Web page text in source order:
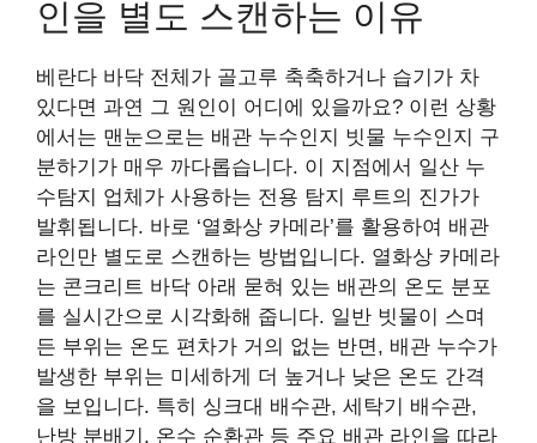
인을 별도 스캔하는 이유
베란다 바닥 전체가 골고루 축축하거나 습기가 차
있다면 과연 그 원인이 어디에 있을까요? 이런 상황
에서는 맨눈으로는 배관 누수인지 빗물 누수인지 구
분하기가 매우 까다롭습니다. 이 지점에서 일산 누
수탐지 업체가 사용하는 전용 탐지 루트의 진가가
발휘됩니다. 바로 ‘열화상 카메라’를 활용하여 배관
라인만 별도로 스캔하는 방법입니다. 열화상 카메라
는 콘크리트 바닥 아래 묻혀 있는 배관의 온도 분포
를 실시간으로 시각화해 줍니다. 일반 빗물이 스며
든 부위는 온도 편차가 거의 없는 반면, 배관 누수가
발생한 부위는 미세하게 더 높거나 낮은 온도 간격
을 보입니다. 특히 싱크대 배수관, 세탁기 배수관,
난방 분배기, 온수 순환관 등 주요 배관 라인을 따라